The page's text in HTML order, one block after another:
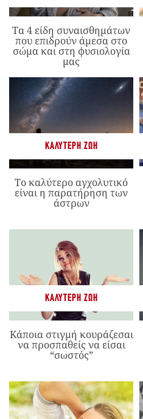
Τα 4 είδη συναισθημάτων
που επιδρούν άμεσα στο
σώμα και στη φυσιολογία
μας
ΚΑΛΎΤΕΡΗ ΖΩΉ
Το καλύτερο αγχολυτικό
είναι η παρατήρηση των
άστρων
ΚΑΛΎΤΕΡΗ ΖΩΉ
Κάποια στιγμή κουράζεσαι
να προσπαθείς να είσαι
“σωστός”